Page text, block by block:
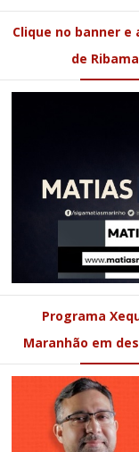
Clique no banner
de
Programa
Maranhão em